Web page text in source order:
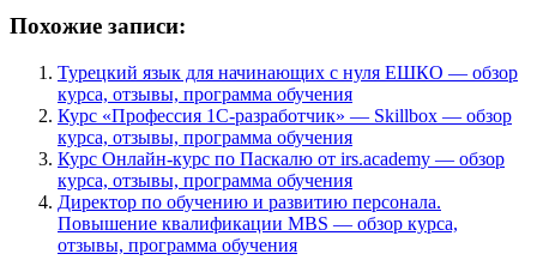
Похожие записи:
Турецкий язык для начинающих с нуля ЕШКО — обзор
курса, отзывы, программа обучения
Курс «Профессия 1C-разработчик» — Skillbox — обзор
курса, отзывы, программа обучения
Курс Онлайн-курс по Паскалю от irs.academy — обзор
курса, отзывы, программа обучения
Директор по обучению и развитию персонала.
Повышение квалификации MBS — обзор курса,
отзывы, программа обучения